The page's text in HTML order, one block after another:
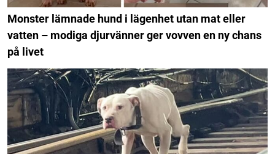
Monster lämnade hund i lägenhet utan mat eller
vatten – modiga djurvänner ger vovven en ny chans
på livet